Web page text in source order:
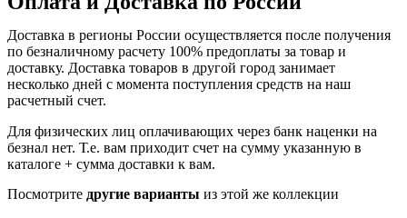
Доставка в регионы России осуществляется после получения
по безналичному расчету 100% предоплаты за товар и
доставку. Доставка товаров в другой город занимает
несколько дней с момента поступления средств на наш
расчетный счет.
Для физических лиц оплачивающих через банк наценки на
безнал нет. Т.е. вам приходит счет на сумму указанную в
каталоге + сумма доставки к вам.
Посмотрите другие варианты из этой же коллекции